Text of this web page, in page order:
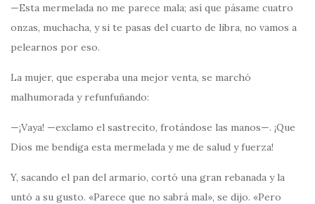
—Esta mermelada no me parece mala; así que pásame cuatro
onzas, muchacha, y si te pasas del cuarto de libra, no vamos a
pelearnos por eso.
La mujer, que esperaba una mejor venta, se marchó
malhumorada y refunfuñando:
—¡Vaya! —exclamo el sastrecito, frotándose las manos—. ¡Que
Dios me bendiga esta mermelada y me de salud y fuerza!
Y, sacando el pan del armario, cortó una gran rebanada y la
untó a su gusto. «Parece que no sabrá mal», se dijo. «Pero